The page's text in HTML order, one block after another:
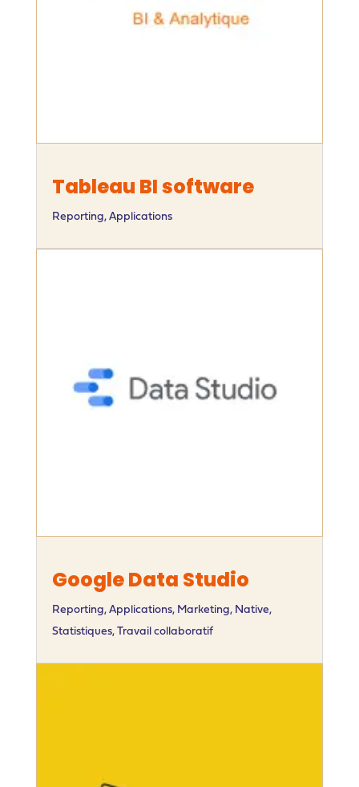
Tableau BI software
Reporting, Applications
Google Data Studio
Reporting, Applications, Marketing, Native,
Statistiques, Travail collaboratif